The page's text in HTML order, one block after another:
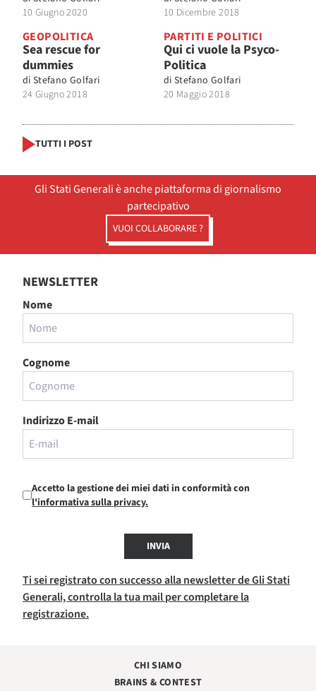
10 Giugno 2020
10 Dicembre 2018
GEOPOLITICA
Sea rescue for
dummies
di Stefano Golfari
24 Giugno 2018
PARTITI E POLITICI
Qui ci vuole la Psyco-
Politica
di Stefano Golfari
20 Maggio 2018
TUTTI I POST
Gli Stati Generali è anche piattaforma di giornalismo
partecipativo
VUOI COLLABORARE ?
NEWSLETTER
Nome
Cognome
Indirizzo E-mail
Accetto la gestione dei miei dati in conformità con
l'informativa sulla privacy.
INVIA
Ti sei registrato con successo alla newsletter de Gli Stati
Generali, controlla la tua mail per completare la
registrazione.
CHI SIAMO
BRAINS & CONTEST